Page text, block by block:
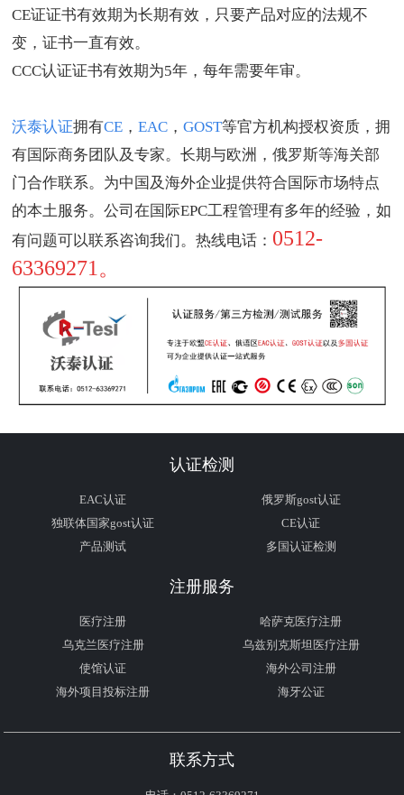
CE证证书有效期为长期有效，只要产品对应的法规不
变，证书一直有效。
CCC认证证书有效期为5年，每年需要年审。
沃泰认证拥有CE ，EAC ，GOST等官方机构授权资质，拥
有国际商务团队及专家。长期与欧洲，俄罗斯等海关部
门合作联系。为中国及海外企业提供符合国际市场特点
的本土服务。公司在国际EPC工程管理有多年的经验，如
有问题可以联系咨询我们。热线电话： 0512-
63369271。
认证检测
EAC认证
俄罗斯gost认证
独联体国家gost认证
CE认证
产品测试
多国认证检测
注册服务
医疗注册
哈萨克医疗注册
乌克兰医疗注册
乌兹别克斯坦医疗注册
使馆认证
海外公司注册
海外项目投标注册
海牙公证
联系方式